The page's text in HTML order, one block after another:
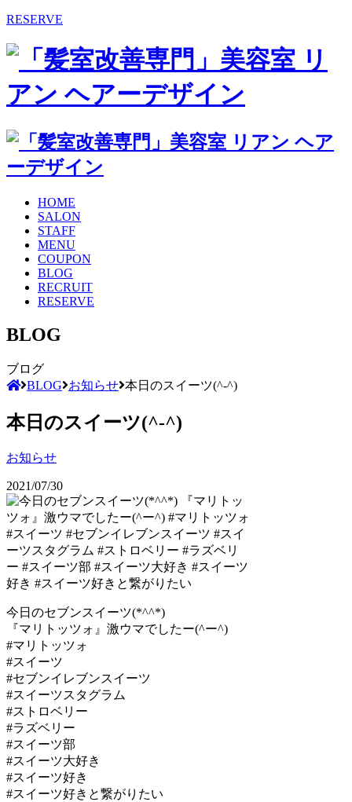
RESERVE
HOME
SALON
STAFF
MENU
COUPON
BLOG
RECRUIT
RESERVE
BLOG
ブログ
BLOG お知らせ 本日のスイーツ(^-^)
本日のスイーツ(^-^)
お知らせ
2021/07/30
今日のセブンスイーツ(*^^*)
『マリトッツォ』激ウマでしたー(^ー^)
#マリトッツォ
#スイーツ
#セブンイレブンスイーツ
#スイーツスタグラム
#ストロベリー
#ラズベリー
#スイーツ部
#スイーツ大好き
#スイーツ好き
#スイーツ好きと繋がりたい